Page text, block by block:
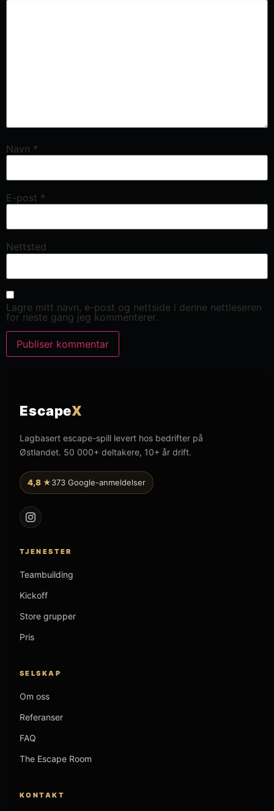
Navn *
E-post *
Nettsted
Lagre mitt navn, e-post og nettside i denne nettleseren
for neste gang jeg kommenterer.
EscapeX
Lagbasert escape-spill levert hos bedrifter på
Østlandet. 50 000+ deltakere, 10+ år drift.
4,8 ★373 Google-anmeldelser
TJENESTER
Teambuilding
Kickoff
Store grupper
Pris
SELSKAP
Om oss
Referanser
FAQ
The Escape Room
KONTAKT